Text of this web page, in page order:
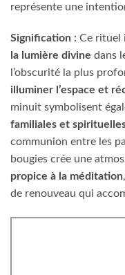
représente une
Signification : Ce rituel
la lumière divine dans
l’obscurité la plus
illuminer l’espace et
minuit symbolisent
familiales et
communion entre les
bougies crée une
propice à la méditation
de renouveau qui